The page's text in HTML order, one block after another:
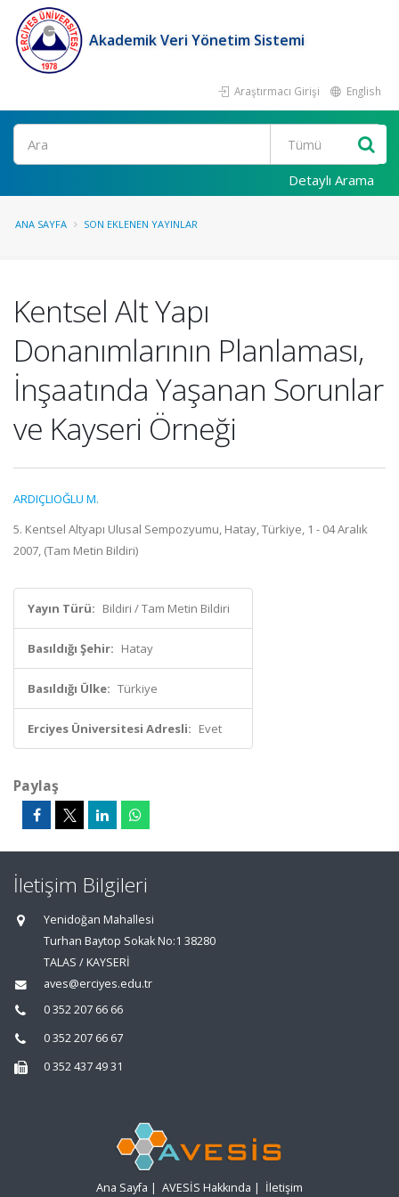
Akademik Veri Yönetim Sistemi
Araştırmacı Girişi English
Ara
Detaylı Arama
ANA SAYFA SON EKLENEN YAYINLAR
Kentsel Alt Yapı
Donanımlarının Planlaması,
İnşaatında Yaşanan Sorunlar
ve Kayseri Örneği
ARDIÇLIOĞLU M.
5. Kentsel Altyapı Ulusal Sempozyumu, Hatay, Türkiye, 1 - 04 Aralık
2007, (Tam Metin Bildiri)
Yayın Türü: Bildiri / Tam Metin Bildiri
Basıldığı Şehir: Hatay
Basıldığı Ülke: Türkiye
Erciyes Üniversitesi Adresli: Evet
Paylaş
İletişim Bilgileri
Yenidoğan Mahallesi
Turhan Baytop Sokak No:1 38280
TALAS / KAYSERİ
aves@erciyes.edu.tr
0 352 207 66 66
0 352 207 66 67
0 352 437 49 31
Ana Sayfa | AVESİS Hakkında | İletişim